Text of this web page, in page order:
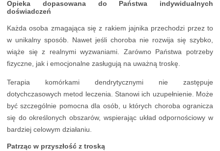
Opieka dopasowana do Państwa indywidualnych
doświadczeń
Każda osoba zmagająca się z rakiem jajnika przechodzi przez to
w unikalny sposób. Nawet jeśli choroba nie rozwija się szybko,
wiąże się z realnymi wyzwaniami. Zarówno Państwa potrzeby
fizyczne, jak i emocjonalne zasługują na uważną troskę.
Terapia komórkami dendrytycznymi nie zastępuje
dotychczasowych metod leczenia. Stanowi ich uzupełnienie. Może
być szczególnie pomocna dla osób, u których choroba ogranicza
się do określonych obszarów, wspierając układ odpornościowy w
bardziej celowym działaniu.
Patrząc w przyszłość z troską